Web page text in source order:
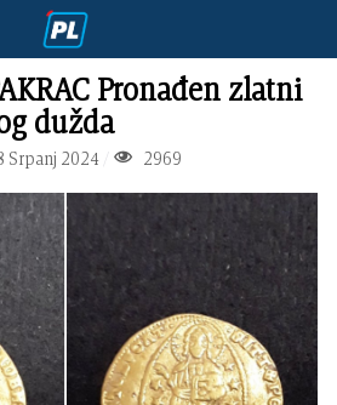
Pronađen zlatni
dužda
Srpanj 2024 2969